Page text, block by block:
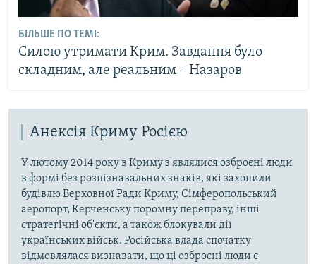
БІЛЬШЕ ПО ТЕМІ:
Силою утримати Крим. Завдання було
складним, але реальним – Назаров
Анексія Криму Росією
У лютому 2014 року в Криму з'являлися озброєні люди
в формі без розпізнавальних знаків, які захопили
будівлю Верховної Ради Криму, Сімферопольський
аеропорт, Керченську поромну переправу, інші
стратегічні об'єкти, а також блокували дії
українських військ. Російська влада спочатку
відмовлялася визнавати, що ці озброєні люди є